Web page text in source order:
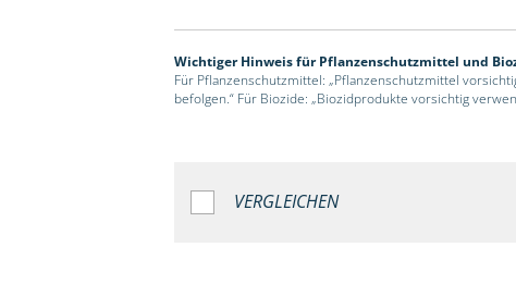
Wichtiger Hinweis für Pflanzenschutzmittel und
Für Pflanzenschutzmittel: „Pflanzenschutzmittel
befolgen.“ Für Biozide: „Biozidprodukte vorsichtig
VERGLEICHEN